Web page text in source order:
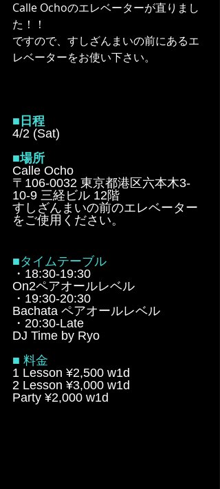
Calle Ochoのエレベーターが直りまし
た！！
ですので、すしざんまいの前にあるエ
レベーターをお使い下さい。
■日程
4/2 (Sat)
■場所
Calle Ocho
〒106-0032 東京都港区六本木3-
10-9 三経ビル 12階
すしざんまいの前のエレベーター
をご使用ください。
■タイムテーブル
・18:30-19:30
On2ペアオールレベル
・19:30-20:30
Bachata ペアオールレベル
・20:30-Late
DJ Time by Ryo
■ 料金
1 Lesson ¥2,500 w1d
2 Lesson ¥3,000 w1d
Party ¥2,000 w1d